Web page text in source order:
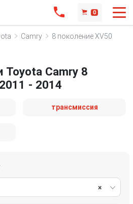
0
Camry 8 поколение XV50
Toyota Camry 8
- 2014
трансмиссия
×